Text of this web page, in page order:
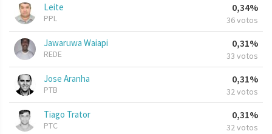
Leite
PPL
0,34%
36 votos
Jawaruwa Waiapi
REDE
0,31%
33 votos
Jose Aranha
PTB
0,31%
32 votos
Tiago Trator
PTC
0,31%
32 votos